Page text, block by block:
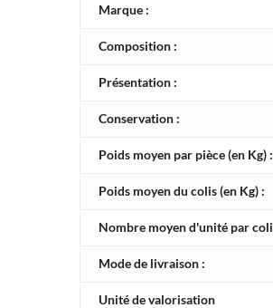
Marque :
Composition :
Présentation :
Conservation :
Poids moyen par pièce (en Kg) :
Poids moyen du colis (en Kg) :
Nombre moyen d'unité par
Mode de livraison :
Unité de valorisation